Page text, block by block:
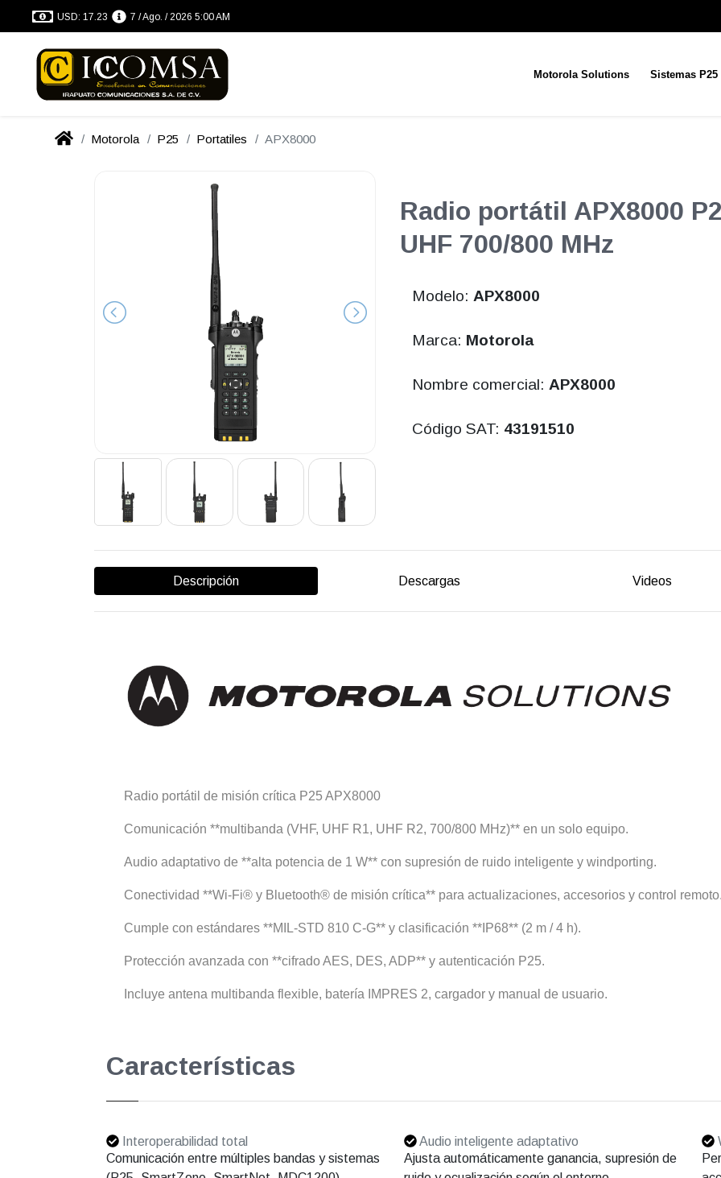
USD: 17.23 7 / Ago. / 2026 5:00 AM
Motorola Solutions Sistemas P25
Motorola P25 Portatiles APX8000
Radio portátil APX8000
UHF 700/800 MHz
Modelo: APX8000
Marca: Motorola
Nombre comercial: APX8000
Código SAT: 43191510
Descripción Descargas Videos
Radio portátil de misión crítica P25 APX8000
Comunicación **multibanda (VHF, UHF R1, UHF R2, 700/800 MHz)** en un solo equipo.
Audio adaptativo de **alta potencia de 1 W** con supresión de ruido inteligente y windporting.
Conectividad **Wi-Fi® y Bluetooth® de misión crítica** para actualizaciones, accesorios y control
Cumple con estándares **MIL-STD 810 C-G** y clasificación **IP68** (2 m / 4 h).
Protección avanzada con **cifrado AES, DES, ADP** y autenticación P25.
Incluye antena multibanda flexible, batería IMPRES 2, cargador y manual de usuario.
Características
Interoperabilidad total
Comunicación entre múltiples bandas y sistemas
Audio inteligente adaptativo
Ajusta automáticamente ganancia, supresión de